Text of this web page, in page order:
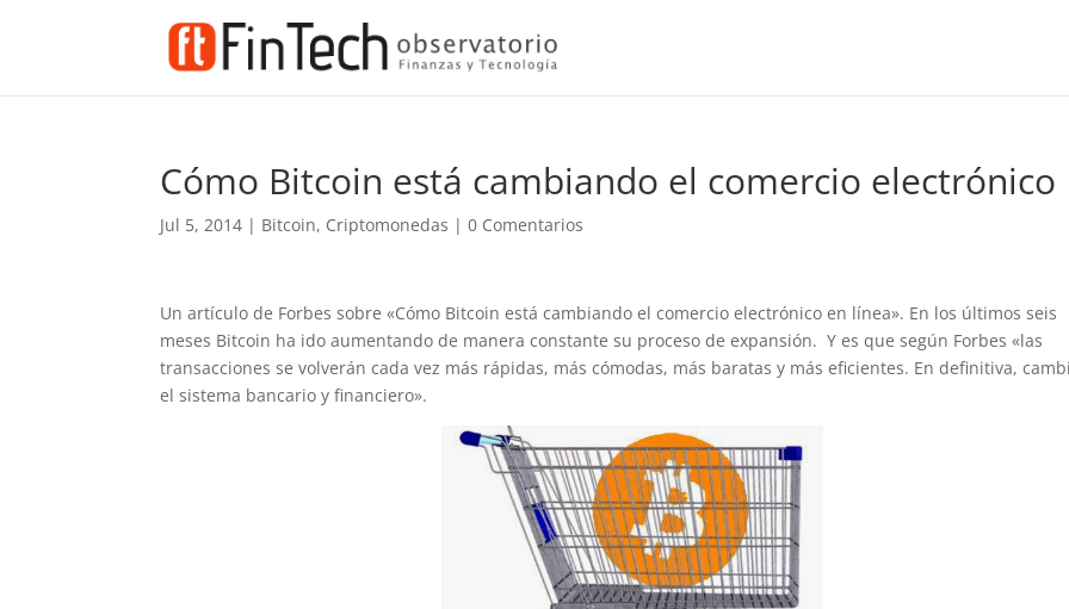
Cómo Bitcoin está cambiando el comercio electrónico
Jul 5, 2014 | Bitcoin, Criptomonedas |0 Comentarios
Un artículo de Forbes sobre «Cómo Bitcoin está cambiando el comercio electrónico en línea». En los últimos seis
meses Bitcoin ha ido aumentando de manera constante su proceso de expansión. Y es que según Forbes «las
transacciones se volverán cada vez más rápidas, más cómodas, más baratas y más eficientes. En definitiva,
el sistema bancario y financiero».